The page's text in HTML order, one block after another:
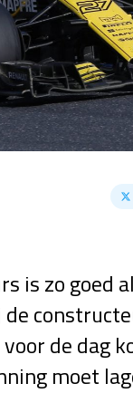
is zo goed
de dag
moet